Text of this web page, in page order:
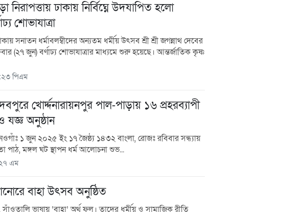
নিরাপত্তায় ঢাকায় নির্বিঘ্নে উদযাপিত হলো
শোভাযাত্রা
সনাতন ধর্মাবলম্বীদের অন্যতম ধর্মীয় উৎসব শ্রী শ্রী জগন্নাথ দেবের
(২৭ জুন) বর্ণাঢ্য শোভাযাত্রার মাধ্যমে শুরু হয়েছে। আন্তর্জাতিক কৃষ্ণ
পিএম
খোর্দ্দনারায়নপুর পাল-পাড়ায় ১৬ প্রহরব্যাপী
যজ্ঞ অনুষ্ঠান
১ জুন ২০২৫ ইং ১৭ জৈষ্ঠ্য ১৪৩২ বাংলা, রোজঃ রবিবার সন্ধ্যায়
পাঠ, মঙ্গল ঘট স্থাপন ধর্ম আলোচনা শুভ...
এম
বাহা উৎসব অনুষ্ঠিত
সাঁওতালি ভাষায় ‘বাহা’ অর্থ ফুল। তাদের ধর্মীয় ও সামাজিক রীতি